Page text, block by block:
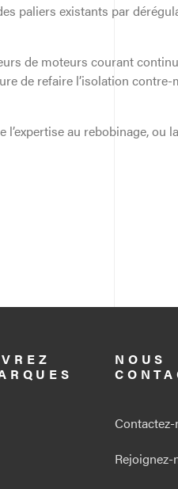
paliers existants par
de moteurs courant
de refaire l’isolation contre-
au rebobinage, ou
NOUS
Rejoignez-